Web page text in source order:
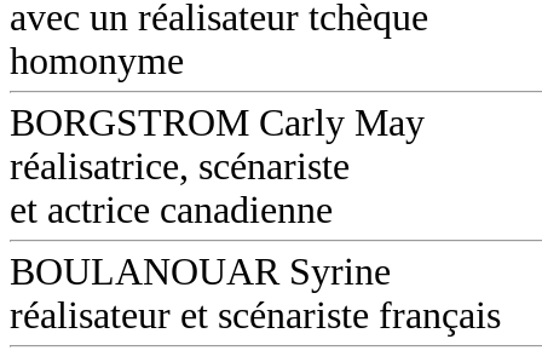
avec un réalisateur tchèque
homonyme
BORGSTROM Carly May
réalisatrice, scénariste
et actrice canadienne
BOULANOUAR Syrine
réalisateur et scénariste français